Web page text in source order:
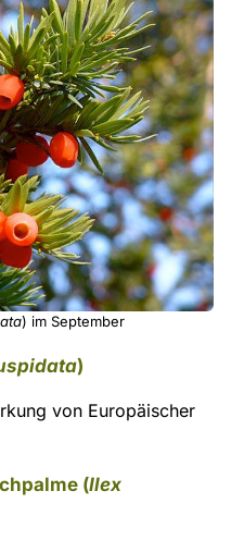
) im September
)
von Europäischer
(Ilex